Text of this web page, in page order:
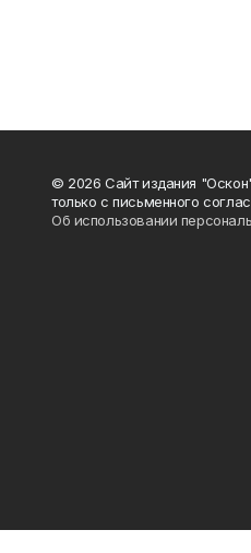
© 2026 Сайт издания
только с письменного
Об использовании